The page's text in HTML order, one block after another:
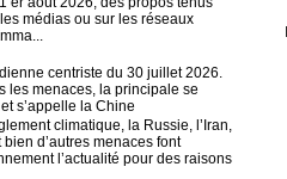
médias ou sur les réseaux
centriste du 30 juillet 2026.
les menaces, la principale se
s’appelle la Chine
climatique, la Russie, l’Iran,
bien d’autres menaces font
l’actualité pour des raisons